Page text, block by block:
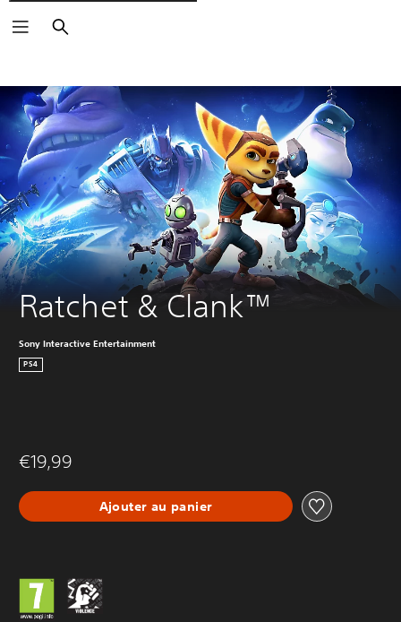
Rechercher
Ratchet & Clank™
Sony Interactive Entertainment
PS4
€19,99
Ajouter au panier